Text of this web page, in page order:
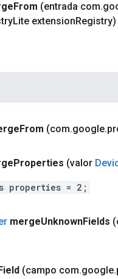
From (entrada com.
Lite extensionRegistry)
From (com.google.
Properties (valor
properties = 2;
mergeUnknownFields
(campo com.google.